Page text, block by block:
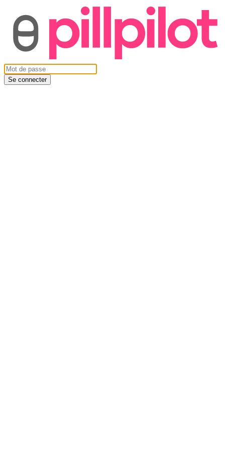
Se connecter